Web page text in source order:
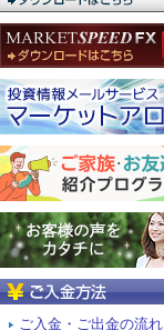
ご入金・ご出金の流れ